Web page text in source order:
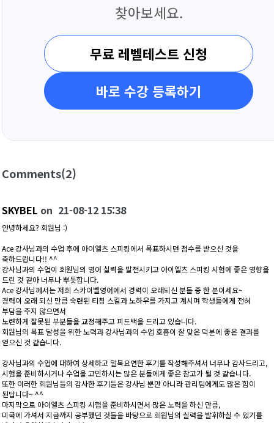
찾아보세요.
무료 레벨테스트 신청
바로 수강 등록하기
Comments(2)
SKYBEL on 21-08-12 15:38
안녕하세요? 회원님 :)
Ace 강사님과의 수업 후에 아이엘츠 스피킹에서 목표하시던 점수를 받으신 것을
축하드립니다!! ^^
강사님과의 수업이 회원님의 영어 실력을 발전시키고 아이엘츠 스피킹 시험에 좋은 영향을
드린 것 같아 너무나 뿌듯합니다.
Ace 강사님께서는 저희 스카이벨영어에서 경력이 오래되신 분들 중 한 분이세요~
경력이 오래 되신 만큼 숙련된 티칭 스킬과 노하우를 가지고 계시며 학생들에게 전혀
부담을 주지 않으면서
노련하게 잘못된 부분들을 교정해주고 피드백을 드리고 있습니다.
회원님의 목표 달성을 위한 노력과 강사님과의 수업 호흡이 잘 맞은 덕분에 좋은 결과를
얻으신 것 같습니다.
강사님과의 수업에 대하여 상세하고 일목요연한 후기를 작성해주셔서 너무나 감사드리고,
시험을 준비하시거나 수업을 고민하시는 많은 분들에게 좋은 참고가 될 것 같습니다.
또한 이러한 회원님들의 감사한 후기들은 강사님 뿐만 아니라 관리팀에게도 많은 힘이
된답니다~ ^^
마지막으로 아이엘츠 스피킹 시험을 준비하시면서 많은 노력을 하신 만큼,
미국에 가셔서 지금까지 공부했던 것들을 바탕으로 회원님의 실력을 발휘하실 수 있기를